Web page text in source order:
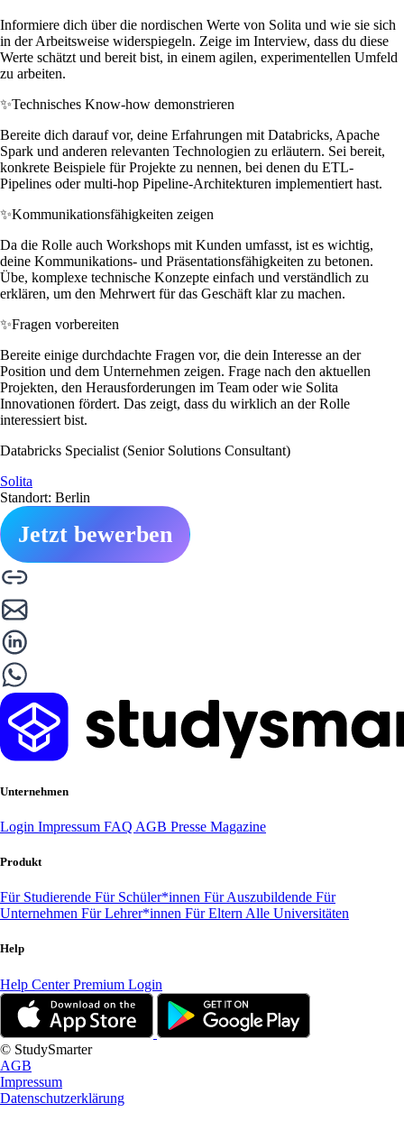
Informiere dich über die nordischen Werte von Solita und wie sie sich
in der Arbeitsweise widerspiegeln. Zeige im Interview, dass du diese
Werte schätzt und bereit bist, in einem agilen, experimentellen Umfeld
zu arbeiten.
✨Technisches Know-how demonstrieren
Bereite dich darauf vor, deine Erfahrungen mit Databricks, Apache
Spark und anderen relevanten Technologien zu erläutern. Sei bereit,
konkrete Beispiele für Projekte zu nennen, bei denen du ETL-
Pipelines oder multi-hop Pipeline-Architekturen implementiert hast.
✨Kommunikationsfähigkeiten zeigen
Da die Rolle auch Workshops mit Kunden umfasst, ist es wichtig,
deine Kommunikations- und Präsentationsfähigkeiten zu betonen.
Übe, komplexe technische Konzepte einfach und verständlich zu
erklären, um den Mehrwert für das Geschäft klar zu machen.
✨Fragen vorbereiten
Bereite einige durchdachte Fragen vor, die dein Interesse an der
Position und dem Unternehmen zeigen. Frage nach den aktuellen
Projekten, den Herausforderungen im Team oder wie Solita
Innovationen fördert. Das zeigt, dass du wirklich an der Rolle
interessiert bist.
Databricks Specialist (Senior Solutions Consultant)
Solita
Standort: Berlin
Jetzt bewerben
Unternehmen
Login Impressum FAQ AGB Presse Magazine
Produkt
Für Studierende Für Schüler*innen Für Auszubildende Für
Unternehmen Für Lehrer*innen Für Eltern Alle Universitäten
Help
Help CenterPremium Login
© StudySmarter
AGB
Impressum
Datenschutzerklärung